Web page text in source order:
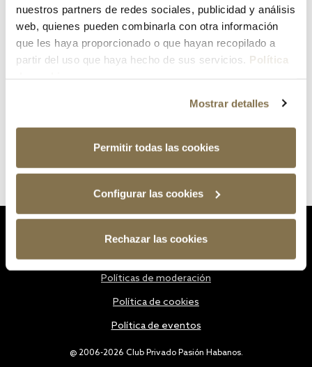
nuestros partners de redes sociales, publicidad y análisis
web, quienes pueden combinarla con otra información
que les haya proporcionado o que hayan recopilado a
partir del uso que haya hecho de sus servicios. Política
Mostrar detalles
Permitir todas las cookies
Configurar las cookies
Rechazar las cookies
¿Has olvidado tu contraseña?
@ 2006-2026 Club Privado Pasión Habanos.
Políticas de moderación
Política de cookies
Política de eventos